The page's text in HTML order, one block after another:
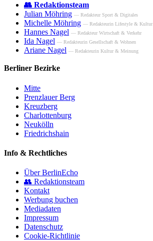
👥 Redaktionsteam
Julian Möhring — Redakteur Sport & Digitales
Michelle Möhring — Redakteurin Lifestyle & Kultur
Hannes Nagel — Redakteur Wirtschaft & Verkehr
Ida Nagel — Redakteurin Gesellschaft & Wohnen
Ariane Nagel — Redakteurin Kultur & Meinung
Berliner Bezirke
Mitte
Prenzlauer Berg
Kreuzberg
Charlottenburg
Neukölln
Friedrichshain
Info & Rechtliches
Über BerlinEcho
👥 Redaktionsteam
Kontakt
Werbung buchen
Mediadaten
Impressum
Datenschutz
Cookie-Richtlinie